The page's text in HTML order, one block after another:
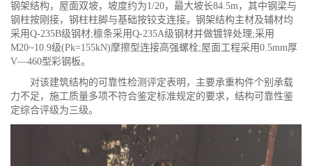
钢架结构，屋面双坡，坡度约为1/20，最大坡长84.5m，其中钢梁与
钢柱按刚接，钢柱柱脚与基础按铰支连接。钢架结构主材及辅材均
采用Q-235B级钢材;檩条采用Q-235A级钢材并做镀锌处理;采用
M20~10.9级(Pk=155kN)摩擦型连接高强螺栓;屋面工程采用0.5mm厚
V—460型彩钢板。
对该建筑结构的可靠性检测评定表明，主要承重构件个别承载
力不足，施工质量多项不符合鉴定标准规定的要求，结构可靠性鉴
定综合评级为三级。